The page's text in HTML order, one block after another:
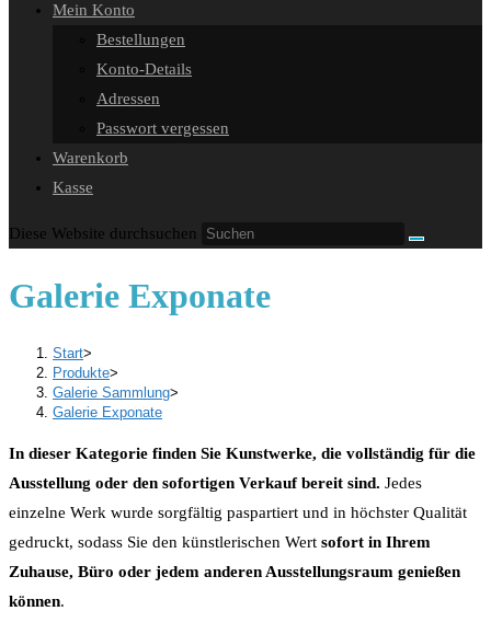
Mein Konto
Bestellungen
Konto-Details
Adressen
Passwort vergessen
Warenkorb
Kasse
Diese Website durchsuchen
Galerie Exponate
Start>
Produkte>
Galerie Sammlung>
Galerie Exponate
In dieser Kategorie finden Sie Kunstwerke, die vollständig für die
Ausstellung oder den sofortigen Verkauf bereit sind. Jedes
einzelne Werk wurde sorgfältig paspartiert und in höchster Qualität
gedruckt, sodass Sie den künstlerischen Wert sofort in Ihrem
Zuhause, Büro oder jedem anderen Ausstellungsraum genießen
können.